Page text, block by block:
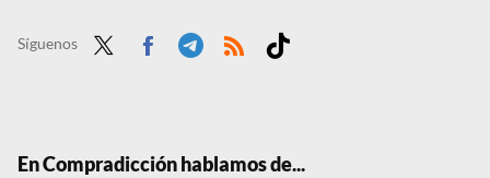
Síguenos
En Compradicción hablamos de...